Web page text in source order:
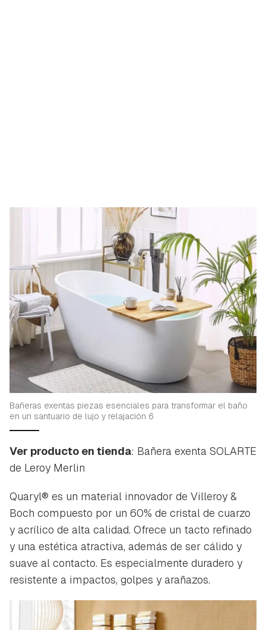
Bañeras exentas piezas esenciales para transformar el baño
en un santuario de lujo y relajación 6
Ver producto en tienda: Bañera exenta SOLARTE
de Leroy Merlin
Quaryl® es un material innovador de Villeroy &
Boch compuesto por un 60% de cristal de cuarzo
y acrílico de alta calidad. Ofrece un tacto refinado
y una estética atractiva, además de ser cálido y
suave al contacto. Es especialmente duradero y
resistente a impactos, golpes y arañazos.